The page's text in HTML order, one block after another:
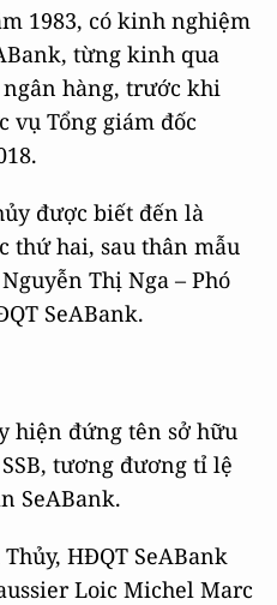
1983, có kinh nghiệm
từng kinh qua
hàng, trước khi
vụ Tổng giám đốc
được biết đến là
thứ hai, sau thân mẫu
Thị Nga – Phó
SeABank.
hiện đứng tên sở hữu
tương đương tỉ lệ
SeABank.
HĐQT SeABank
Loic Michel Marc